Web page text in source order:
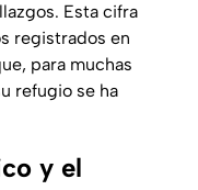
Esta cifra
registrados en
para muchas
refugio se ha
y el